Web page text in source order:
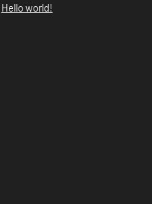
Hello world!